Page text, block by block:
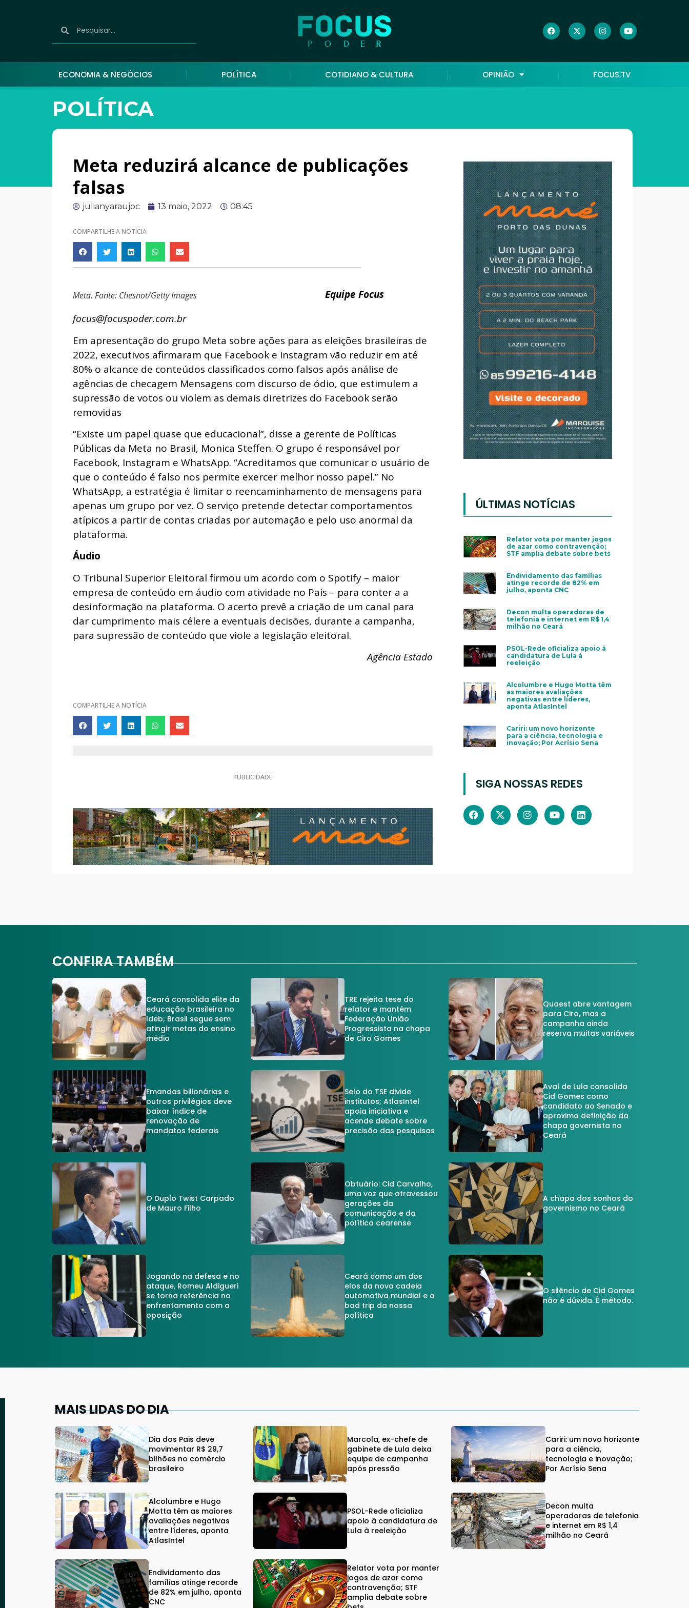
ECONOMIA & NEGÓCIOS POLÍTICA COTIDIANO & CULTURA OPINIÃO FOCUS.TV
POLÍTICA
Meta reduzirá alcance de publicações
falsas
julianyaraujoc 13 maio, 2022 08:45
COMPARTILHE A NOTÍCIA
Meta. Fonte: Chesnot/Getty Images
Equipe Focus
focus@focuspoder.com.br
Em apresentação do grupo Meta sobre ações para as eleições brasileiras de
2022, executivos afirmaram que Facebook e Instagram vão reduzir em até
80% o alcance de conteúdos classificados como falsos após análise de
agências de checagem Mensagens com discurso de ódio, que estimulem a
supressão de votos ou violem as demais diretrizes do Facebook serão
removidas
“Existe um papel quase que educacional”, disse a gerente de Políticas
Públicas da Meta no Brasil, Monica Steffen. O grupo é responsável por
Facebook, Instagram e WhatsApp. “Acreditamos que comunicar o usuário de
que o conteúdo é falso nos permite exercer melhor nosso papel.” No
WhatsApp, a estratégia é limitar o reencaminhamento de mensagens para
apenas um grupo por vez. O serviço pretende detectar comportamentos
atípicos a partir de contas criadas por automação e pelo uso anormal da
plataforma.
Áudio
O Tribunal Superior Eleitoral firmou um acordo com o Spotify – maior
empresa de conteúdo em áudio com atividade no País – para conter a a
desinformação na plataforma. O acerto prevê a criação de um canal para
dar cumprimento mais célere a eventuais decisões, durante a campanha,
para supressão de conteúdo que viole a legislação eleitoral.
Agência Estado
COMPARTILHE A NOTÍCIA
PUBLICIDADE
ÚLTIMAS NOTÍCIAS
Relator vota por manter jogos
de azar como contravenção;
STF amplia debate sobre bets
Endividamento das famílias
atinge recorde de 82% em
julho, aponta CNC
Decon multa operadoras de
telefonia e internet em R$ 1,4
milhão no Ceará
PSOL-Rede oficializa apoio à
candidatura de Lula à
reeleição
Alcolumbre e Hugo Motta têm
as maiores avaliações
negativas entre líderes,
aponta AtlasIntel
Cariri: um novo horizonte
para a ciência, tecnologia e
inovação; Por Acrísio Sena
SIGA NOSSAS REDES
CONFIRA TAMBÉM
Ceará consolida elite da
educação brasileira no
Ideb; Brasil segue sem
atingir metas do ensino
médio
TRE rejeita tese do
relator e mantém
Federação União
Progressista na chapa
de Ciro Gomes
Quaest abre vantagem
para Ciro, mas a
campanha ainda
reserva muitas variáveis
Emandas bilionárias e
outros privilégios deve
baixar índice de
renovação de
mandatos federais
Selo do TSE divide
institutos; AtlasIntel
apoia iniciativa e
acende debate sobre
precisão das pesquisas
Aval de Lula consolida
Cid Gomes como
candidato ao Senado e
aproxima definição da
chapa governista no
Ceará
O Duplo Twist Carpado
de Mauro Filho
Obtuário: Cid Carvalho,
uma voz que atravessou
gerações da
comunicação e da
política cearense
A chapa dos sonhos do
governismo no Ceará
Jogando na defesa e no
ataque, Romeu Aldigueri
se torna referência no
enfrentamento com a
oposição
Ceará como um dos
elos da nova cadeia
automotiva mundial e a
bad trip da nossa
política
O silêncio de Cid Gomes
não é dúvida. É método.
MAIS LIDAS DO DIA
Dia dos Pais deve
movimentar R$ 29,7
bilhões no comércio
brasileiro
Marcola, ex-chefe de
gabinete de Lula deixa
equipe de campanha
após pressão
Cariri: um novo horizonte
para a ciência,
tecnologia e inovação;
Por Acrísio Sena
Alcolumbre e Hugo
Motta têm as maiores
avaliações negativas
entre líderes, aponta
AtlasIntel
PSOL-Rede oficializa
apoio à candidatura de
Lula à reeleição
Decon multa
operadoras de telefonia
e internet em R$ 1,4
milhão no Ceará
Endividamento das
famílias atinge recorde
de 82% em julho, aponta
CNC
Relator vota por manter
jogos de azar como
contravenção; STF
amplia debate sobre